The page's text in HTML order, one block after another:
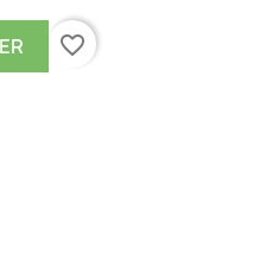
favorite_border